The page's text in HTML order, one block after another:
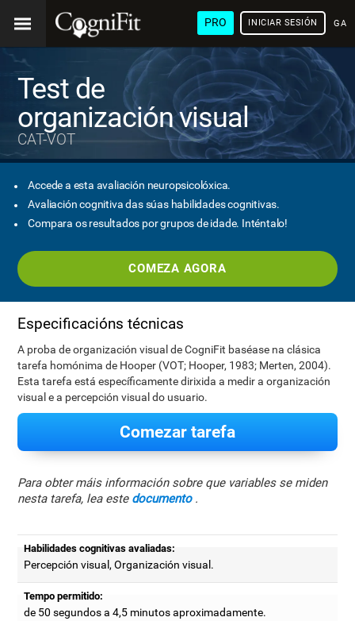
PRO INICIAR SESIÓN
Test de
organización visual
CAT-VOT
Accede a esta avaliación neuropsicolóxica.
Avaliación cognitiva das súas habilidades cognitivas.
Compara os resultados por grupos de idade. Inténtalo!
COMEZA AGORA
Especificacións técnicas
A proba de organización visual de CogniFit baséase na clásica
tarefa homónima de Hooper (VOT; Hooper, 1983; Merten, 2004).
Esta tarefa está específicamente dirixida a medir a organización
visual e a percepción visual do usuario.
Comezar tarefa
Para obter máis información sobre que variables se miden
nesta tarefa, lea este documento.
Habilidades cognitivas avaliadas:
Percepción visual, Organización visual.
Tempo permitido:
de 50 segundos a 4,5 minutos aproximadamente.